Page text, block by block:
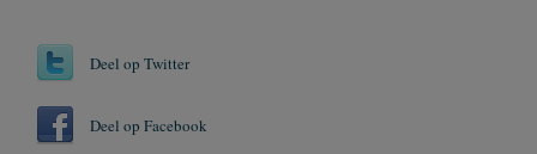
Deel op Twitter
Deel op Facebook